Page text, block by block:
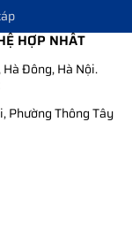
HỢP NHẤT
Đông, Hà Nội.
Phường Thông Tây